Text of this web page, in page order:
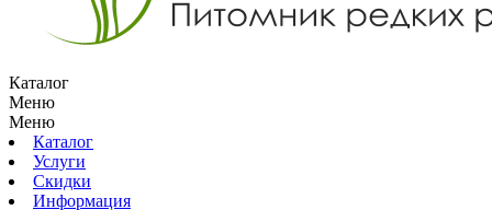
Каталог
Меню
Меню
Каталог
Услуги
Скидки
Информация